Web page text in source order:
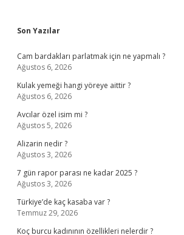
Sidebar
Son Yazılar
Cam bardakları parlatmak için ne yapmalı ?
Ağustos 6, 2026
Kulak yemeği hangi yöreye aittir ?
Ağustos 6, 2026
Avcılar özel isim mi ?
Ağustos 5, 2026
Alizarin nedir ?
Ağustos 3, 2026
7 gün rapor parası ne kadar 2025 ?
Ağustos 3, 2026
Türkiye’de kaç kasaba var ?
Temmuz 29, 2026
Koç burcu kadınının özellikleri nelerdir ?